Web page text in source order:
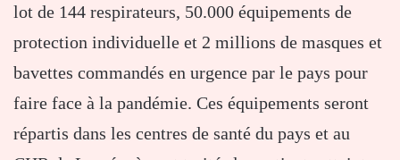
lot de 144 respirateurs, 50.000 équipements de
protection individuelle et 2 millions de masques et
bavettes commandés en urgence par le pays pour
faire face à la pandémie. Ces équipements seront
répartis dans les centres de santé du pays et au